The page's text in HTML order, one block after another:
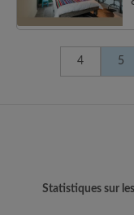
4 5
Statistiques sur